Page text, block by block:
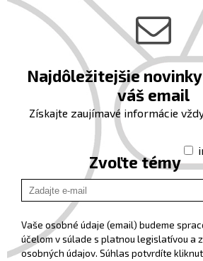
Najdôležitejšie
váš email
Získajte zaujímavé informácie
Zvoľte témy
Vaše osobné údaje (email) budeme
účelom v súlade s platnou legislatívou a
osobných údajov. Súhlas potvrdíte